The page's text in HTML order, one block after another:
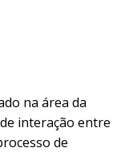
na área da
interação entre
de